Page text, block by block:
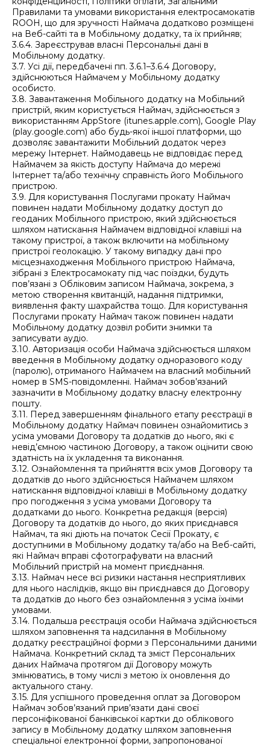
Правилами та умовами використання електросамокатів
ROOH, що для зручності Наймача додатково розміщені
на Веб-сайті та в Мобільному додатку, та їх прийняв;
3.6.4. Зареєстрував власні Персональні дані в
Мобільному додатку.
3.7. Усі дії, передбачені пп. 3.6.1–3.6.4 Договору,
здійснюються Наймачем у Мобільному додатку
особисто.
3.8. Завантаження Мобільного додатку на Мобільний
пристрій, яким користується Наймач, здійснюється з
використанням AppStore (itunes.apple.com), Google Play
(play.google.com) або будь-якої іншої платформи, що
дозволяє завантажити Мобільний додаток через
мережу Інтернет. Наймодавець не відповідає перед
Наймачем за якість доступу Наймача до мережі
Інтернет та/або технічну справність його Мобільного
пристрою.
3.9. Для користування Послугами прокату Наймач
повинен надати Мобільному додатку доступ до
геоданих Мобільного пристрою, який здійснюється
шляхом натискання Наймачем відповідної клавіші на
такому пристрої, а також включити на мобільному
пристрої геолокацію. У такому випадку дані про
місцезнаходження Мобільного пристрою Наймача,
зібрані з Електросамокату під час поїздки, будуть
пов’язані з Обліковим записом Наймача, зокрема, з
метою створення квитанцій, надання підтримки,
виявлення факту шахрайства тощо. Для користування
Послугами прокату Наймач також повинен надати
Мобільному додатку дозвіл робити знимки та
записувати аудіо.
3.10. Авторизація особи Наймача здійснюється шляхом
введення в Мобільному додатку одноразового коду
(паролю), отриманого Наймачем на власний мобільний
номер в SMS-повідомленні. Наймач зобов’язаний
зазначити в Мобільному додатку власну електронну
пошту.
3.11. Перед завершенням фінального етапу реєстрації в
Мобільному додатку Наймач повинен ознайомитись з
усіма умовами Договору та додатків до нього, які є
невід’ємною частиною Договору, а також оцінити свою
здатність на їх укладення та виконання.
3.12. Ознайомлення та прийняття всіх умов Договору та
додатків до нього здійснюється Наймачем шляхом
натискання відповідної клавіші в Мобільному додатку
про погодження з усіма умовами Договору та
додатками до нього. Конкретна редакція (версія)
Договору та додатків до нього, до яких приєднався
Наймач, та які діють на початок Сесії Прокату, є
доступними в Мобільному додатку та/або на Веб-сайті,
які Наймач вправі сфотографувати на власний
Мобільний пристрій на момент приєднання.
3.13. Наймач несе всі ризики настання несприятливих
для нього наслідків, якщо він приєднався до Договору
та додатків до нього без ознайомлення з усіма їхніми
умовами.
3.14. Подальша реєстрація особи Наймача здійснюється
шляхом заповнення та надсилання в Мобільному
додатку реєстраційної форми з Персональними даними
Наймача. Конкретний склад та зміст Персональних
даних Наймача протягом дії Договору можуть
змінюватись, в тому числі з метою їх оновлення до
актуального стану.
3.15. Для успішного проведення оплат за Договором
Наймач зобов’язаний прив’язати дані своєї
персоніфікованої банківської картки до облікового
запису в Мобільному додатку шляхом заповнення
спеціальної електронної форми, запропонованої